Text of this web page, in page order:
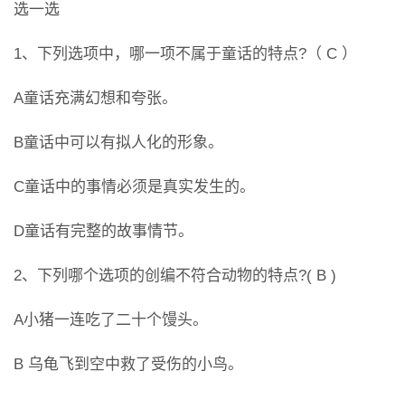
选一选
1、下列选项中，哪一项不属于童话的特点?（ C ）
A童话充满幻想和夸张。
B童话中可以有拟人化的形象。
C童话中的事情必须是真实发生的。
D童话有完整的故事情节。
2、下列哪个选项的创编不符合动物的特点?( B )
A小猪一连吃了二十个馒头。
B 乌龟飞到空中救了受伤的小鸟。